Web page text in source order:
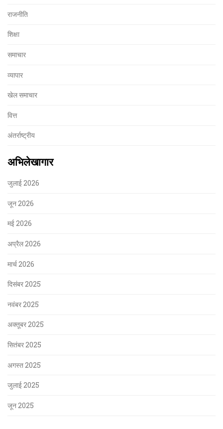
राजनीति
शिक्षा
समाचार
व्यापार
खेल समाचार
वित्त
अंतर्राष्ट्रीय
अभिलेखागार
जुलाई 2026
जून 2026
मई 2026
अप्रैल 2026
मार्च 2026
दिसंबर 2025
नवंबर 2025
अक्तूबर 2025
सितंबर 2025
अगस्त 2025
जुलाई 2025
जून 2025